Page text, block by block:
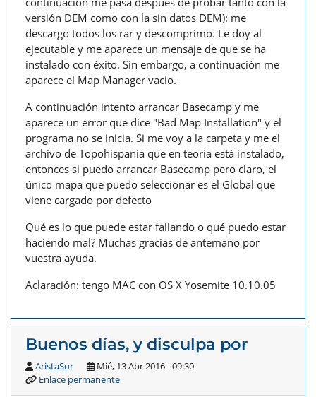
versión DEM como con la sin datos DEM): me
descargo todos los rar y descomprimo. Le doy al
ejecutable y me aparece un mensaje de que se ha
instalado con éxito. Sin embargo, a continuación me
aparece el Map Manager vacio.
A continuación intento arrancar Basecamp y me
aparece un error que dice "Bad Map Installation" y el
programa no se inicia. Si me voy a la carpeta y me el
archivo de Topohispania que en teoría está instalado,
entonces si puedo arrancar Basecamp pero claro, el
único mapa que puedo seleccionar es el Global que
viene cargado por defecto
Qué es lo que puede estar fallando o qué puedo estar
haciendo mal? Muchas gracias de antemano por
vuestra ayuda.
Aclaración: tengo MAC con OS X Yosemite 10.10.05
Buenos días, y disculpa por
AristaSur
Mié, 13 Abr 2016 - 09:30
Enlace permanente